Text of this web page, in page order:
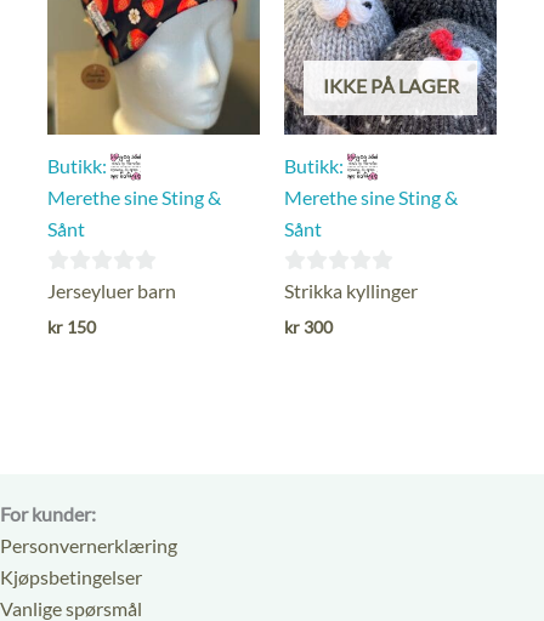
Butikk:
Merethe sine Sting &
Sånt
0
ut
Jerseyluer barn
kr 150
IKKE PÅ LAGER
Butikk:
Merethe sine Sting &
Sånt
0
ut
Strikka kyllinger
kr 300
For kunder:
Personvernerklæring
Kjøpsbetingelser
Vanlige spørsmål